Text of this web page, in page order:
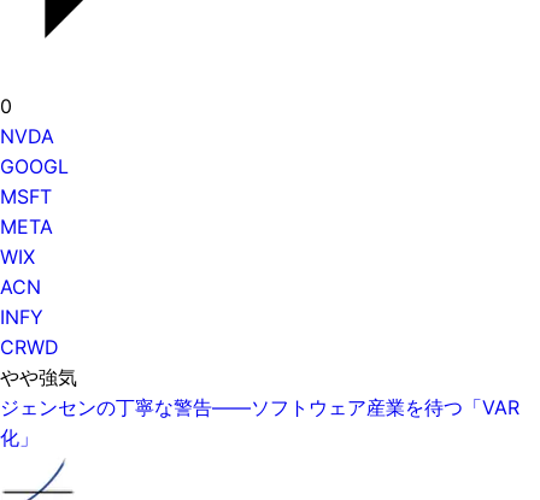
0
NVDA
GOOGL
MSFT
META
WIX
ACN
INFY
CRWD
やや強気
ジェンセンの丁寧な警告——ソフトウェア産業を待つ「VAR
化」